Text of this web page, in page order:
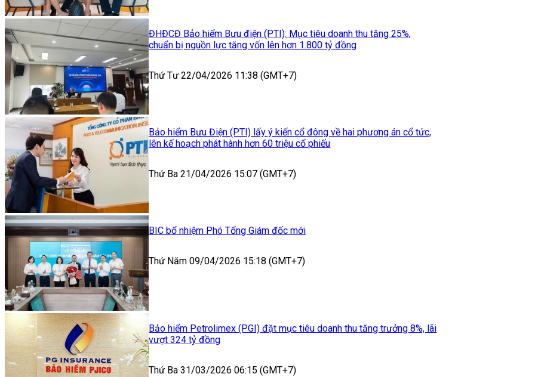
ĐHĐCĐ Bảo hiểm Bưu điện (PTI): Mục tiêu doanh thu tăng 25%,
chuẩn bị nguồn lực tăng vốn lên hơn 1.800 tỷ đồng
Thứ Tư 22/04/2026 11:38 (GMT+7)
Bảo hiểm Bưu Điện (PTI) lấy ý kiến cổ đông về hai phương án cổ tức,
lên kế hoạch phát hành hơn 60 triệu cổ phiếu
Thứ Ba 21/04/2026 15:07 (GMT+7)
BIC bổ nhiệm Phó Tổng Giám đốc mới
Thứ Năm 09/04/2026 15:18 (GMT+7)
Bảo hiểm Petrolimex (PGI) đặt mục tiêu doanh thu tăng trưởng 8%, lãi
vượt 324 tỷ đồng
Thứ Ba 31/03/2026 06:15 (GMT+7)